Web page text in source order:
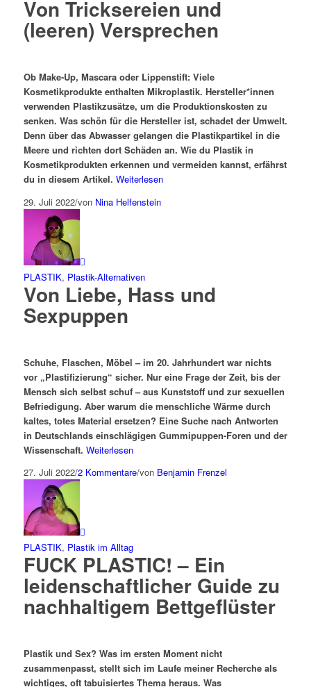
Von Tricksereien und
(leeren) Versprechen
Ob Make-Up, Mascara oder Lippenstift: Viele
Kosmetikprodukte enthalten Mikroplastik. Hersteller*innen
verwenden Plastikzusätze, um die Produktionskosten zu
senken. Was schön für die Hersteller ist, schadet der Umwelt.
Denn über das Abwasser gelangen die Plastikpartikel in die
Meere und richten dort Schäden an. Wie du Plastik in
Kosmetikprodukten erkennen und vermeiden kannst, erfährst
du in diesem Artikel. Weiterlesen
29. Juli 2022/von Nina Helfenstein
PLASTIK, Plastik-Alternativen
Von Liebe, Hass und
Sexpuppen
Schuhe, Flaschen, Möbel – im 20. Jahrhundert war nichts
vor „Plastifizierung“ sicher. Nur eine Frage der Zeit, bis der
Mensch sich selbst schuf – aus Kunststoff und zur sexuellen
Befriedigung. Aber warum die menschliche Wärme durch
kaltes, totes Material ersetzen? Eine Suche nach Antworten
in Deutschlands einschlägigen Gummipuppen-Foren und der
Wissenschaft. Weiterlesen
27. Juli 2022/2 Kommentare/von Benjamin Frenzel
PLASTIK, Plastik im Alltag
FUCK PLASTIC! – Ein
leidenschaftlicher Guide zu
nachhaltigem Bettgeflüster
Plastik und Sex? Was im ersten Moment nicht
zusammenpasst, stellt sich im Laufe meiner Recherche als
wichtiges, oft tabuisiertes Thema heraus. Was